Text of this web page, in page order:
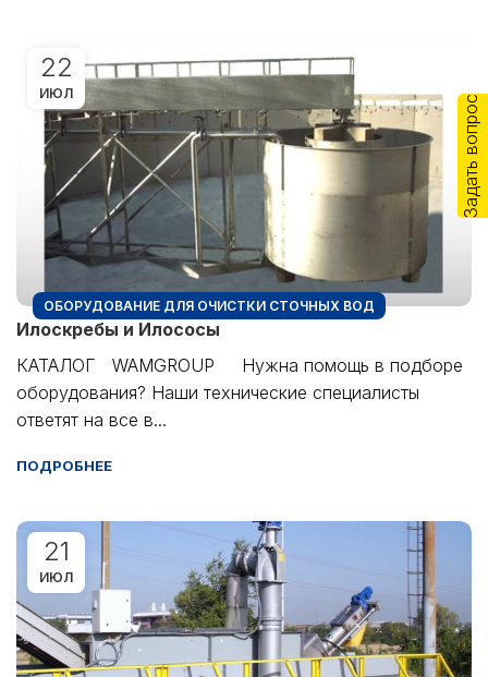
22
ИЮЛ
ОБОРУДОВАНИЕ ДЛЯ ОЧИСТКИ СТОЧНЫХ ВОД
Илоскребы и Илососы
КАТАЛОГ WAMGROUP Нужна помощь в подборе
оборудования? Наши технические специалисты
ответят на все в...
ПОДРОБНЕЕ
21
ИЮЛ
Задать вопрос